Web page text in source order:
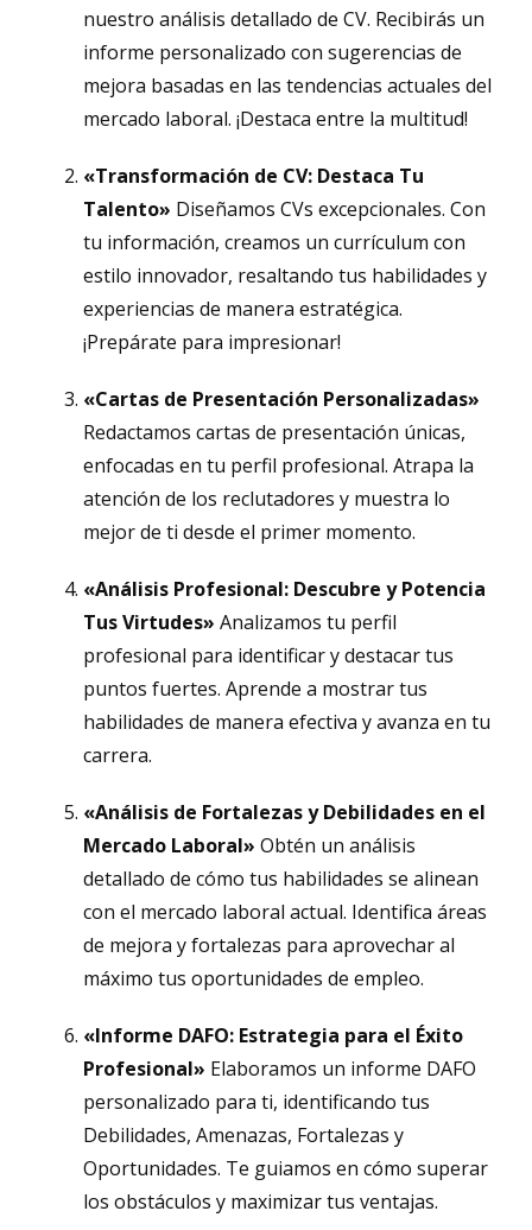
nuestro análisis detallado de CV. Recibirás un
informe personalizado con sugerencias de
mejora basadas en las tendencias actuales del
mercado laboral. ¡Destaca entre la multitud!
«Transformación de CV: Destaca Tu
Talento» Diseñamos CVs excepcionales. Con
tu información, creamos un currículum con
estilo innovador, resaltando tus habilidades y
experiencias de manera estratégica.
¡Prepárate para impresionar!
«Cartas de Presentación Personalizadas»
Redactamos cartas de presentación únicas,
enfocadas en tu perfil profesional. Atrapa la
atención de los reclutadores y muestra lo
mejor de ti desde el primer momento.
«Análisis Profesional: Descubre y Potencia
Tus Virtudes» Analizamos tu perfil
profesional para identificar y destacar tus
puntos fuertes. Aprende a mostrar tus
habilidades de manera efectiva y avanza en tu
carrera.
«Análisis de Fortalezas y Debilidades en el
Mercado Laboral» Obtén un análisis
detallado de cómo tus habilidades se alinean
con el mercado laboral actual. Identifica áreas
de mejora y fortalezas para aprovechar al
máximo tus oportunidades de empleo.
«Informe DAFO: Estrategia para el Éxito
Profesional» Elaboramos un informe DAFO
personalizado para ti, identificando tus
Debilidades, Amenazas, Fortalezas y
Oportunidades. Te guiamos en cómo superar
los obstáculos y maximizar tus ventajas.